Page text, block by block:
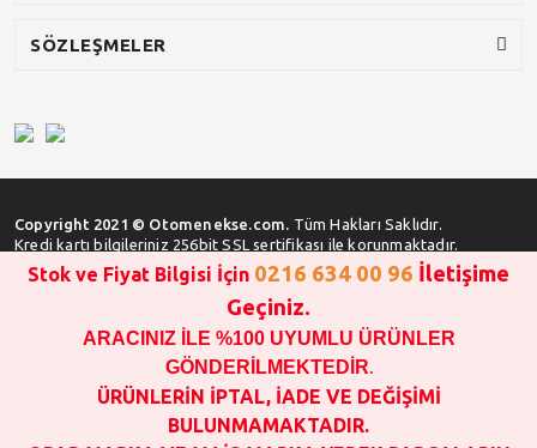
SÖZLEŞMELER
Copyright 2021 © Otomenekse.com. Tüm Hakları Saklıdır.
Kredi kartı bilgileriniz 256bit SSL sertifikası ile korunmaktadır.
SATIN ALMA İŞLEMİ YAPMADAN ÖNCE
STOK VE FİYAT BİLGİSİ ALINIZ !!!
1000 TL VE ÜSTÜ SİPARİŞ VERİLEBİLİR!!!
OPAR MARKA VE MAİS MARKA YEDEK PARÇALARIN
GARANTİSİ YOKTUR!!!!!!!!!!!
Stok ve Fiyat Bilgisi İçin 0216 634 00 96 İletişime
Geçiniz.
ARACINIZ İLE %100 UYUMLU ÜRÜNLER
GÖNDERİLMEKTEDİR.
ÜRÜNLERİN İPTAL, İADE VE DEĞİŞİMİ
BULUNMAMAKTADIR.